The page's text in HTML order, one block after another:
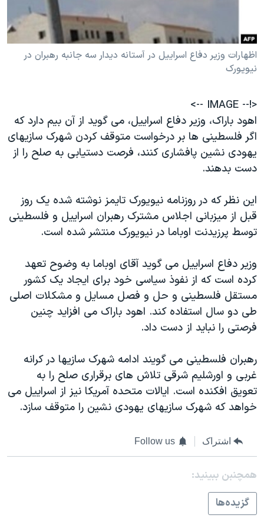
حقوق شهروندی
اقتصادی
علم و فناوری
گالری عکس
آرشیو پخش زنده
انتخابات ریاست جمهوری آمریکا ۲۰۲۴
حمله جمهوری اسلامی به اسرائیل
رمز مهسا
اعتراضات زن، زندگی، آزادی
مجموعه مستندهای دادخواهی
تریبونال مردمی آبان ۹۸
چهل سال گروگان‌گیری
قانون شفافیت دارائی کادر رهبری ایران
اسرائیل در جنگ
نرگس محمدی برنده جایزه نوبل صلح
همایش محافظه‌کاران آمریکا «سی‌پک»
صفحه‌های ویژه
اظهارات وزیر دفاع اسراییل در آستانه ديدار سه جانبه رهبران در
نيويورک
<!-- IMAGE -->
اهود باراک، وزیر دفاع اسراییل، می گوید از آن بیم دارد که
اگر فلسطینی ها بر درخواست متوقف کردن شهرک سازیهای
یهودی نشین پافشاری کنند، فرصت دستیابی به صلح را از
دست بدهند.
این نظر که در روزنامه نیویورک تایمز نوشته شده یک روز
قبل از میزبانی اجلاس مشترک رهبران اسراییل و فلسطینی
توسط پرزیدنت اوباما در نیویورک منتشر شده است.
وزیر دفاع اسراییل می گوید آقای اوباما به وضوح تعهد
کرده است که از نفوذ سیاسی خود برای ایجاد یک کشور
مستقل فلسطینی و حل و فصل مسایل و مشکلات اصلی
طی دو سال استفاده کند. اهود باراک می افزاید چنین
فرصتی را نباید از دست داد.
رهبران فلسطینی می گویند ادامه شهرک سازیها در کرانه
غربی و اورشلیم شرقی تلاش های برقراری صلح را به
تعویق افکنده است. ایالات متحده آمریکا نیز از اسراییل می
خواهد که شهرک سازیهای یهودی نشین را متوقف سازد.
اشتراک Follow us
همچنبن ببینید:
گزيده‌ها